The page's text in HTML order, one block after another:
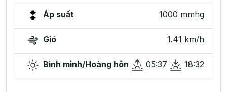
Áp suất 1000 mmhg
Gió 1.41 km/h
Bình minh/Hoàng hôn 05:37 18:32